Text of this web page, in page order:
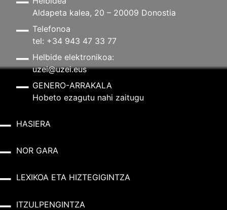
Aldapeta kalea, 20 – 20009 Donostia
Telefonoa
tel: +34 943 47 33 77
Helbide elektronikoa:
uzei@uzei.eus
GENERO-ARRAKALA
Hobeto ezagutu nahi zaitugu
HASIERA
NOR GARA
LEXIKOA ETA HIZTEGIGINTZA
ITZULPENGINTZA